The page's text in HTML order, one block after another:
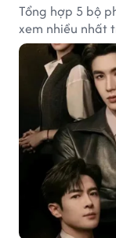
Tổng hợp 5 bộ
xem nhiều nhất